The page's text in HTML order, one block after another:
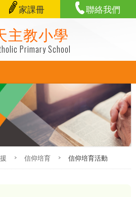
主教小學
Primary School
家課冊 聯絡我們
> 信仰培育 > 信仰培育活動